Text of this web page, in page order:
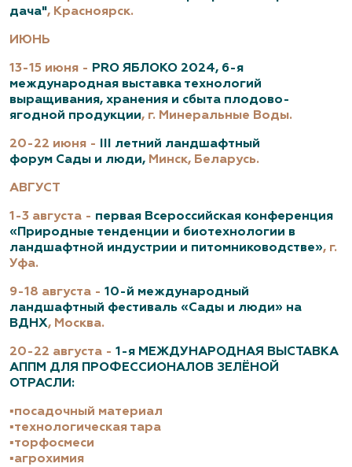
дача", Красноярск.
ИЮНЬ
13-15 июня - PRO ЯБЛОКО 2024, 6-я
международная выставка технологий
выращивания, хранения и сбыта плодово-
ягодной продукции, г. Минеральные Воды.
20-22 июня -
III летний ландшафтный
форум Сады и люди, Минск, Беларусь.
АВГУСТ
1-3 августа - первая Всероссийская конференция
«Природные тенденции и биотехнологии в
ландшафтной индустрии и питомниководстве», г.
Уфа.
9-18 августа - 10-й международный
ландшафтный фестиваль «Сады и люди» на
ВДНХ, Москва.
20-22 августа - 1-я МЕЖДУНАРОДНАЯ ВЫСТАВКА
АППМ ДЛЯ ПРОФЕССИОНАЛОВ ЗЕЛЁНОЙ
ОТРАСЛИ:
▪посадочный материал
▪технологическая тара
▪торфосмеси
▪агрохимия